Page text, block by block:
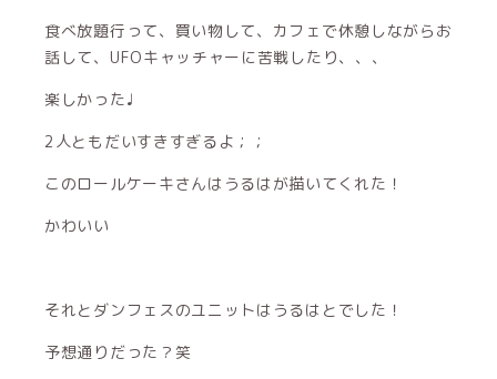
食べ放題行って、買い物して、カフェで休憩しながらお
話して、UFOキャッチャーに苦戦したり、、、
楽しかった♩
2人ともだいすきすぎるよ；；
このロールケーキさんはうるはが描いてくれた！
かわいい
それとダンフェスのユニットはうるはとでした！
予想通りだった？笑